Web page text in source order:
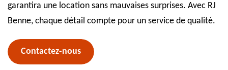
garantira une location sans mauvaises surprises. Avec RJ
Benne, chaque détail compte pour un service de qualité.
Contactez-nous